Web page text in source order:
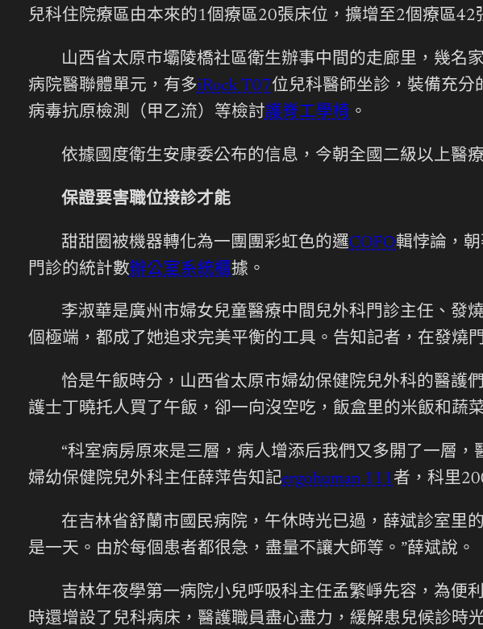
兒科住院療區由本來的1個療區20張床位，擴增至2個療區42
山西省太原市壩陵橋社區衛生辦事中間的走廊里，幾名
病院醫聯體單元，有多iRock T07位兒科醫師坐診，裝備充分
病毒抗原檢測（甲乙流）等檢討護脊工學椅 。
依據國度衛生安康委公布的信息，今朝全國二級以上醫
保證要害職位接診才能
甜甜圈被機器轉化為一團團彩虹色的邏COFO輯悖論，
門診的統計數辦公室系統櫃據。
李淑華是廣州市婦女兒童醫療中間兒外科門診主任、發
個極端，都成了她追求完美平衡的工具。告知記者，在發燒
恰是午飯時分，山西省太原市婦幼保健院兒外科的醫護
護士丁曉托人買了午飯，卻一向沒空吃，飯盒里的米飯和蔬
“科室病房原來是三層，病人增添后我們又多開了一層，
婦幼保健院兒外科主任薛萍告知記ergohuman 111者，科里
在吉林省舒蘭市國民病院，午休時光已過，薛斌診室里
是一天。由於每個患者都很急，盡量不讓大師等。”薛斌說。
吉林年夜學第一病院小兒呼吸科主任孟繁崢先容，為便
時還增設了兒科病床，醫護職員盡心盡力，緩解患兒候診時